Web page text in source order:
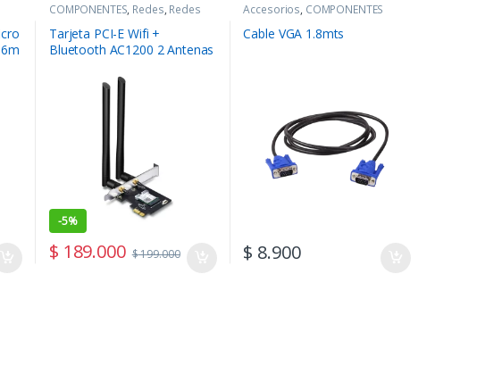
COMPONENTES, Redes, Redes
Tarjeta PCI-E Wifi +
Bluetooth AC1200 2 Antenas
-5%
$ 189.000 $199.000
Accesorios, COMPONENTES
Cable VGA 1.8mts
$ 8.900